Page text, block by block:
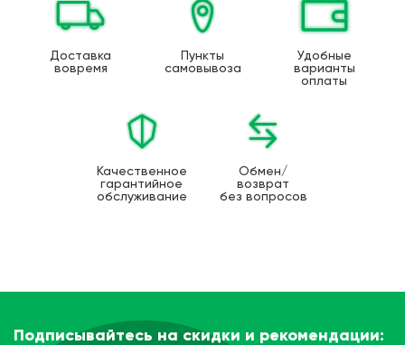
Доставка
вовремя
Пункты
самовывоза
Удобные
варианты
оплаты
Качественное
гарантийное
обслуживание
Обмен/
возврат
без вопросов
Подписывайтесь на скидки и рекомендации: